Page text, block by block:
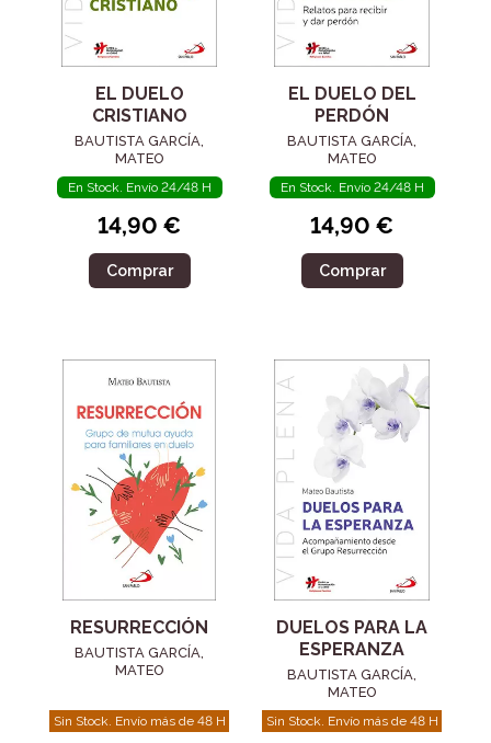
EL DUELO
CRISTIANO
BAUTISTA GARCÍA,
MATEO
En Stock. Envío 24/48 H
14,90 €
Comprar
EL DUELO DEL
PERDÓN
BAUTISTA GARCÍA,
MATEO
En Stock. Envío 24/48 H
14,90 €
Comprar
RESURRECCIÓN
BAUTISTA GARCÍA,
MATEO
Sin Stock. Envío más de 48 H
DUELOS PARA LA
ESPERANZA
BAUTISTA GARCÍA,
MATEO
Sin Stock. Envío más de 48 H